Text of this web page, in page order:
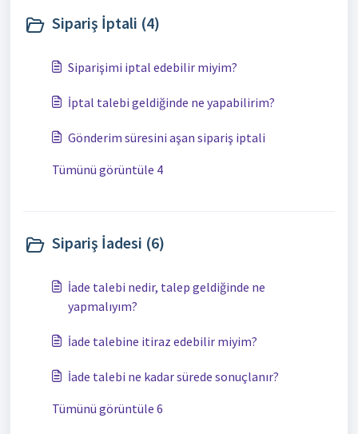
Sipariş İptali (4)
Siparişimi iptal edebilir miyim?
İptal talebi geldiğinde ne yapabilirim?
Gönderim süresini aşan sipariş iptali
Tümünü görüntüle 4
Sipariş İadesi (6)
İade talebi nedir, talep geldiğinde ne
yapmalıyım?
İade talebine itiraz edebilir miyim?
İade talebi ne kadar sürede sonuçlanır?
Tümünü görüntüle 6